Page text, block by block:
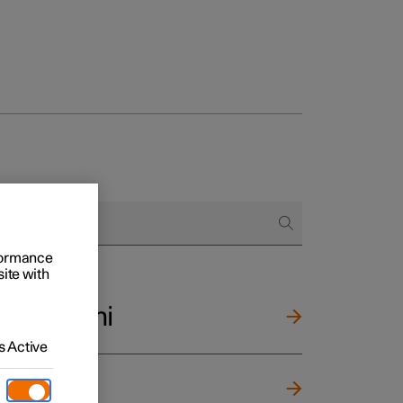
finanziamento
e specchi
with
Active